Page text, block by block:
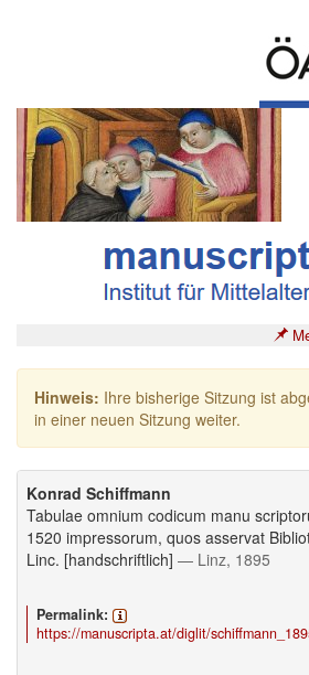
Hinweis: Ihre bisherige Sitzung ist
in einer neuen Sitzung weiter.
Konrad Schiffmann
Tabulae omnium codicum manu
1520 impressorum, quos asservat
Linc. [handschriftlich] — Linz, 1895
Permalink:
https://manuscripta.at/diglit/